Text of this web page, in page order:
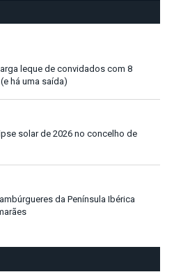
leque de convidados com 8
há uma saída)
solar de 2026 no concelho de
da Península Ibérica